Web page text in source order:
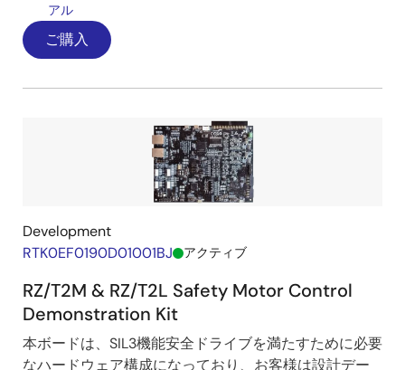
アル
ご購入
Development
RTK0EF0190D01001BJ
アクティブ
RZ/T2M & RZ/T2L Safety Motor Control
Demonstration Kit
本ボードは、SIL3機能安全ドライブを満たすために必要
なハードウェア構成になっており、お客様は設計デー